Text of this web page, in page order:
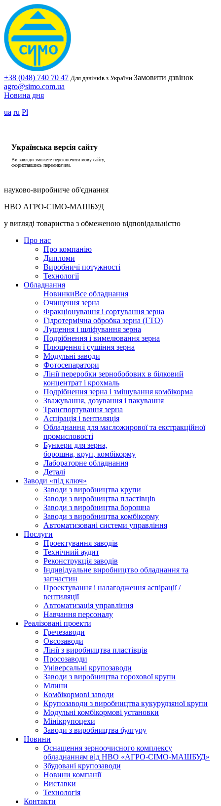
+38 (048) 740 70 47 Для дзвінків з України Замовити дзвінок
agro@simo.com.ua
Новина дня
ua ru Pl
Українська версія сайту
Ви завжди зможете переключити мову сайту,
скориставшись перемикачем.
науково-виробниче об'єднання
НВО АГРО-СІМО-МАШБУД
у вигляді товариства з обмеженою відповідальністю
Про нас
Про компанію
Дипломи
Виробничі потужності
Технології
Обладнання
НовинкиВсе обладнання
Очищення зерна
Фракціонування і сортування зерна
Гідротермічна обробка зерна (ГТО)
Лущення і шліфування зерна
Подрібнення і вимелювання зерна
Плющення і сушіння зерна
Модульні заводи
Фотосепаратори
Лінії переробки зернобобових в білковий
концентрат і крохмаль
Подрібнення зерна і змішування комбікорма
Зважування, дозування і пакування
Транспортування зерна
Аспірація і вентиляція
Обладнання для масложирової та екстракційної
промисловості
Бункери для зерна,
борошна, круп, комбікорму
Лабораторне обладнання
Деталі
Заводи «під ключ»
Заводи з виробництва крупи
Заводи з виробництва пластівців
Заводи з виробництва борошна
Заводи з виробництва комбікорму
Автоматизовані системи управління
Послуги
Проектування заводів
Технічний аудит
Реконструкція заводів
Індивідуальне виробництво обладнання та
запчастин
Проектування і налагодження аспірації /
вентиляції
Автоматизація управління
Навчання персоналу
Реалізовані проекти
Гречезаводи
Овсозаводи
Лінії з виробництва пластівців
Просозаводи
Універсальні крупозаводи
Заводи з виробництва горохової крупи
Млини
Комбікормові заводи
Крупозаводи з виробництва кукурудзяної крупи
Модульні комбікормові установки
Мінікрупоцехи
Заводи з виробництва булгуру
Новини
Оснащення зерноочисного комплексу
обладнанням від НВО «АГРО-СІМО-МАШБУД»
Збудовані крупозаводи
Новини компанії
Виставки
Технологія
Контакти